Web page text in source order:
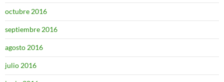
octubre 2016
septiembre 2016
agosto 2016
julio 2016